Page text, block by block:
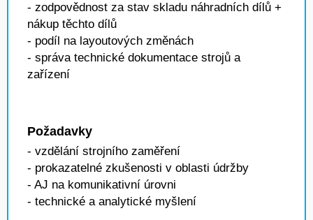
- zodpovědnost za stav skladu náhradních dílů +
nákup těchto dílů
- podíl na layoutových změnách
- správa technické dokumentace strojů a
zařízení
Požadavky
- vzdělání strojního zaměření
- prokazatelné zkušenosti v oblasti údržby
- AJ na komunikativní úrovni
- technické a analytické myšlení